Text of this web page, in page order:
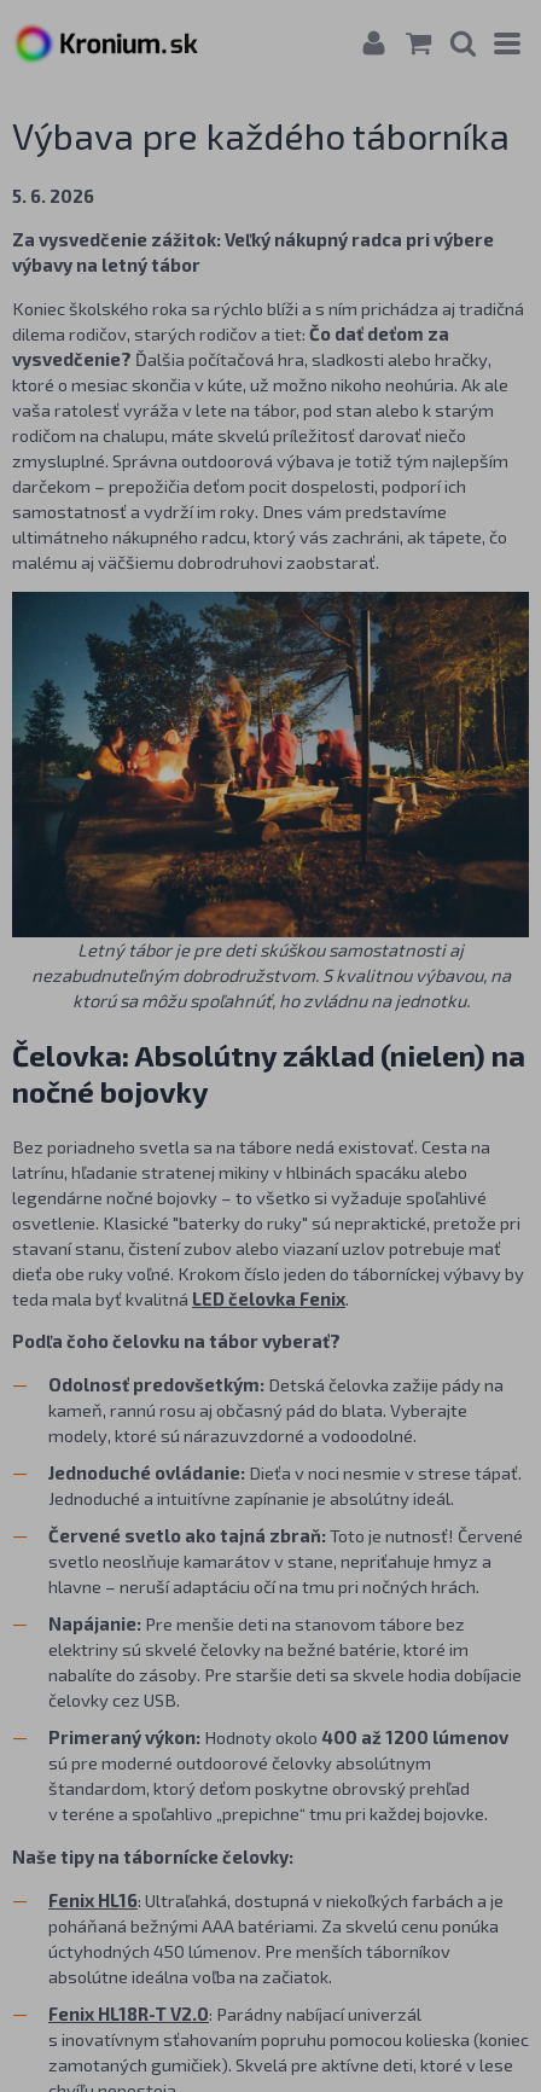
Výbava pre každého táborníka
5. 6. 2026
Za vysvedčenie zážitok: Veľký nákupný radca pri výbere
výbavy na letný tábor
Koniec školského roka sa rýchlo blíži a s ním prichádza aj tradičná
dilema rodičov, starých rodičov a tiet: Čo dať deťom za
vysvedčenie? Ďalšia počítačová hra, sladkosti alebo hračky,
ktoré o mesiac skončia v kúte, už možno nikoho neohúria. Ak ale
vaša ratolesť vyráža v lete na tábor, pod stan alebo k starým
rodičom na chalupu, máte skvelú príležitosť darovať niečo
zmysluplné. Správna outdoorová výbava je totiž tým najlepším
darčekom – prepožičia deťom pocit dospelosti, podporí ich
samostatnosť a vydrží im roky. Dnes vám predstavíme
ultimátneho nákupného radcu, ktorý vás zachráni, ak tápete, čo
malému aj väčšiemu dobrodruhovi zaobstarať.
Letný tábor je pre deti skúškou samostatnosti aj
nezabudnuteľným dobrodružstvom. S kvalitnou výbavou, na
ktorú sa môžu spoľahnúť, ho zvládnu na jednotku.
Čelovka: Absolútny základ (nielen) na
nočné bojovky
Bez poriadneho svetla sa na tábore nedá existovať. Cesta na
latrínu, hľadanie stratenej mikiny v hlbinách spacáku alebo
legendárne nočné bojovky – to všetko si vyžaduje spoľahlivé
osvetlenie. Klasické "baterky do ruky" sú nepraktické, pretože pri
stavaní stanu, čistení zubov alebo viazaní uzlov potrebuje mať
dieťa obe ruky voľné. Krokom číslo jeden do táborníckej výbavy by
teda mala byť kvalitná LED čelovka Fenix.
Podľa čoho čelovku na tábor vyberať?
Odolnosť predovšetkým: Detská čelovka zažije pády na
kameň, rannú rosu aj občasný pád do blata. Vyberajte
modely, ktoré sú nárazuvzdorné a vodoodolné.
Jednoduché ovládanie: Dieťa v noci nesmie v strese tápať.
Jednoduché a intuitívne zapínanie je absolútny ideál.
Červené svetlo ako tajná zbraň:Toto je nutnosť! Červené
svetlo neoslňuje kamarátov v stane, nepriťahuje hmyz a
hlavne – neruší adaptáciu očí na tmu pri nočných hrách.
Napájanie: Pre menšie deti na stanovom tábore bez
elektriny sú skvelé čelovky na bežné batérie, ktoré im
nabalíte do zásoby. Pre staršie deti sa skvele hodia dobíjacie
čelovky cez USB.
Primeraný výkon: Hodnoty okolo 400 až 1200 lúmenov
sú pre moderné outdoorové čelovky absolútnym
štandardom, ktorý deťom poskytne obrovský prehľad
v teréne a spoľahlivo „prepichne“ tmu pri každej bojovke.
Naše tipy na tábornícke čelovky:
Fenix HL16: Ultraľahká, dostupná v niekoľkých farbách a je
poháňaná bežnými AAA batériami. Za skvelú cenu ponúka
úctyhodných 450 lúmenov. Pre menších táborníkov
absolútne ideálna voľba na začiatok.
Fenix HL18R-T V2.0: Parádny nabíjací univerzál
s inovatívnym sťahovaním popruhu pomocou kolieska (koniec
zamotaných gumičiek). Skvelá pre aktívne deti, ktoré v lese